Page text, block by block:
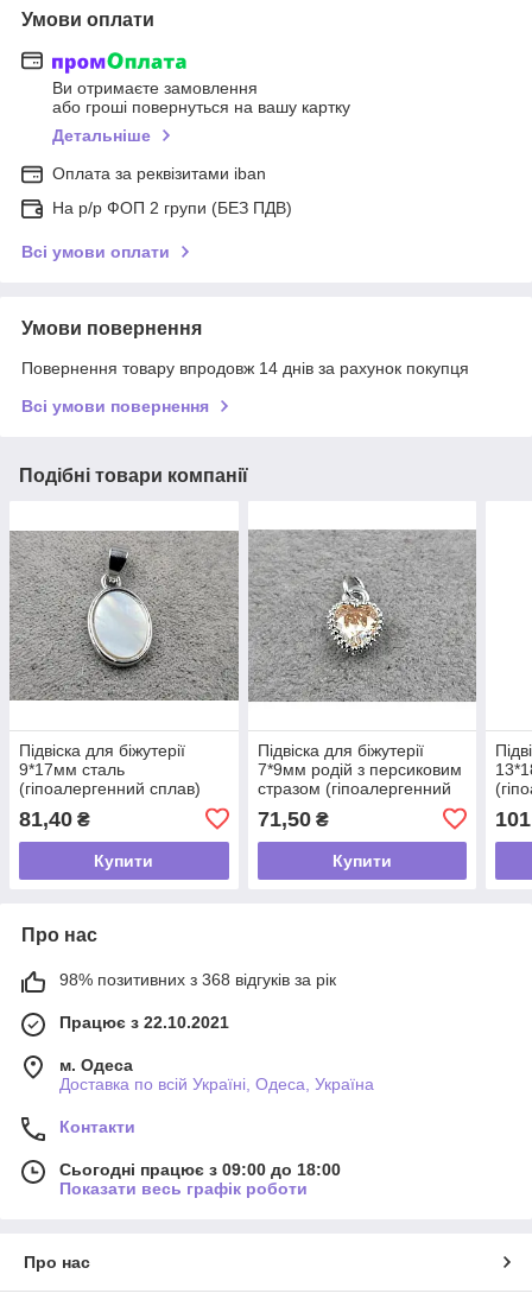
Умови оплати
Ви отримаєте замовлення
або гроші повернуться на вашу картку
Детальніше
Оплата за реквізитами iban
На р/р ФОП 2 групи (БЕЗ ПДВ)
Всі умови оплати
Умови повернення
Повернення товару впродовж 14 днів за рахунок покупця
Всі умови повернення
Подібні товари компанії
Підвіска для біжутерії
9*17мм сталь
(гіпоалергенний сплав)
81,40 ₴
Купити
Підвіска для біжутерії
7*9мм родій з персиковим
стразом (гіпоалергенний
71,50₴
Купити
Про нас
98% позитивних з 368 відгуків за рік
Працює з 22.10.2021
м. Одеса
Доставка по всій Україні, Одеса, Україна
Контакти
Сьогодні працює з 09:00 до 18:00
Показати весь графік роботи
Про нас